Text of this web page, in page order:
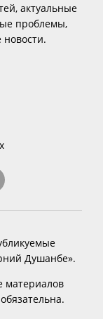
актуальные
проблемы,
Душанбе».
материалов